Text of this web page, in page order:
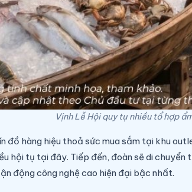
Vịnh Lễ Hội quy tụ nhiều tổ hợp
đồ hàng hiệu thoả sức mua sắm tại khu
hội tụ tại đây. Tiếp đến, đoàn sẽ di
động công nghệ cao hiện đại bậc nhất.